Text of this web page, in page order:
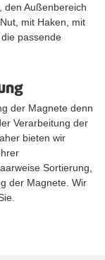
den Außenbereich
mit Haken, mit
passende
der Magnete denn
Verarbeitung der
bieten wir
Sortierung,
der Magnete. Wir